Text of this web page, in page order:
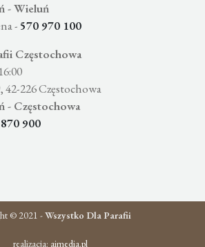
- Wieluń
- 570 970 100
Częstochowa
226 Częstochowa
- Częstochowa
900
© 2021 -Wszystko Dla Parafii
realizacja: aimedia.pl